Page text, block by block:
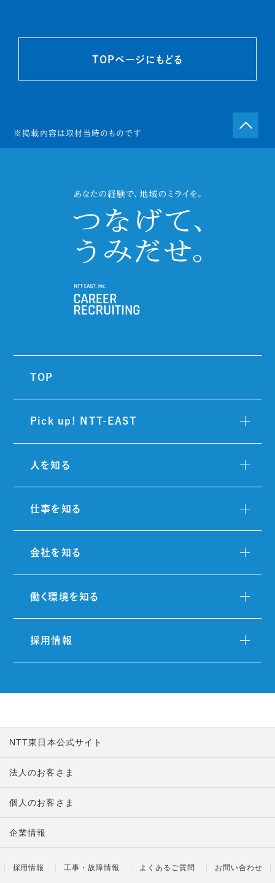
TOPページにもどる
※掲載内容は取材当時のものです
TOP
Pick up! NTT-EAST
人を知る
仕事を知る
会社を知る
働く環境を知る
採用情報
NTT東日本公式サイト
法人のお客さま
個人のお客さま
企業情報
採用情報 工事・故障情報 よくあるご質問 お問い合わせ